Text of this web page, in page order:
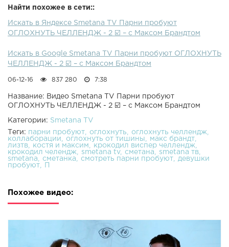
Найти похожее в сети::
Искать в Яндексе Smetana TV Парни пробуют
ОГЛОХНУТЬ ЧЕЛЛЕНДЖ - 2 ☑️ – с Максом Брандтом
Искать в Google Smetana TV Парни пробуют ОГЛОХНУТЬ
ЧЕЛЛЕНДЖ - 2 ☑️ – с Максом Брандтом
06-12-16 837 280 7:38
Название: Видео Smetana TV Парни пробуют
ОГЛОХНУТЬ ЧЕЛЛЕНДЖ - 2 ☑️ – с Максом Брандтом
Категории: Smetana TV
Теги: парни пробуют оглохнуть
оглохнуть челлендж
коллаборации
оглохнуть от тишины
макс брандт
лизтв
костя и максим
крокодил виспер челлендж
крокодил челендж
smetana tv сметана
smetana тв
smetana
сметанка смотреть парни пробуют
девушки
пробуют
Похожее видео: